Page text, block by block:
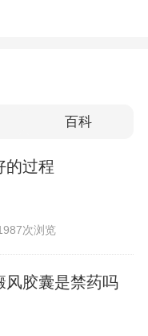
百科
的过程
次浏览
风胶囊是禁药吗